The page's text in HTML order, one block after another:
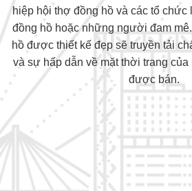
hiệp hội thợ đồng hồ và các tổ chức
đồng hồ hoặc những người đam
hồ được thiết kế đẹp sẽ truyền tải
và sự hấp dẫn về mặt thời trang
được bán.